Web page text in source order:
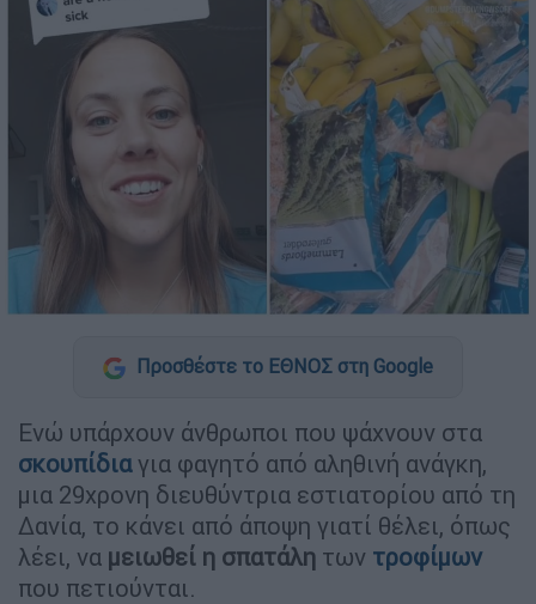
Προσθέστε το ΕΘΝΟΣ στη Google
Ενώ υπάρχουν άνθρωποι που ψάχνουν στα
σκουπίδια για φαγητό από αληθινή ανάγκη,
μια 29χρονη διευθύντρια εστιατορίου από τη
Δανία, το κάνει από άποψη γιατί θέλει, όπως
λέει, να μειωθεί η σπατάλη των τροφίμων
που πετιούνται.